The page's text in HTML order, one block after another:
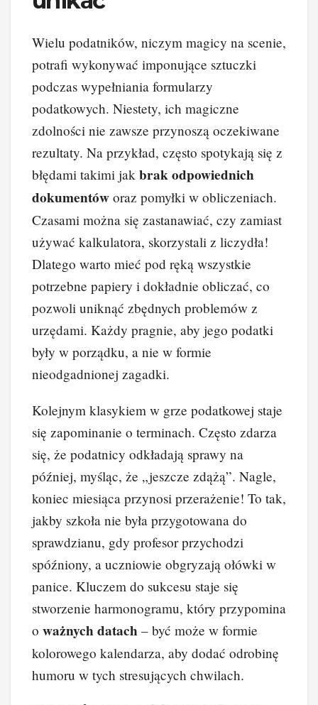
Wielu podatników, niczym magicy na scenie,
potrafi wykonywać imponujące sztuczki
podczas wypełniania formularzy
podatkowych. Niestety, ich magiczne
zdolności nie zawsze przynoszą oczekiwane
rezultaty. Na przykład, często spotykają się z
błędami takimi jak brak odpowiednich
dokumentów oraz pomyłki w obliczeniach.
Czasami można się zastanawiać, czy zamiast
używać kalkulatora, skorzystali z liczydła!
Dlatego warto mieć pod ręką wszystkie
potrzebne papiery i dokładnie obliczać, co
pozwoli uniknąć zbędnych problemów z
urzędami. Każdy pragnie, aby jego podatki
były w porządku, a nie w formie
nieodgadnionej zagadki.
Kolejnym klasykiem w grze podatkowej staje
się zapominanie o terminach. Często zdarza
się, że podatnicy odkładają sprawy na
później, myśląc, że „jeszcze zdążą”. Nagle,
koniec miesiąca przynosi przerażenie! To tak,
jakby szkoła nie była przygotowana do
sprawdzianu, gdy profesor przychodzi
spóźniony, a uczniowie obgryzają ołówki w
panice. Kluczem do sukcesu staje się
stworzenie harmonogramu, który przypomina
o ważnych datach – być może w formie
kolorowego kalendarza, aby dodać odrobinę
humoru w tych stresujących chwilach.